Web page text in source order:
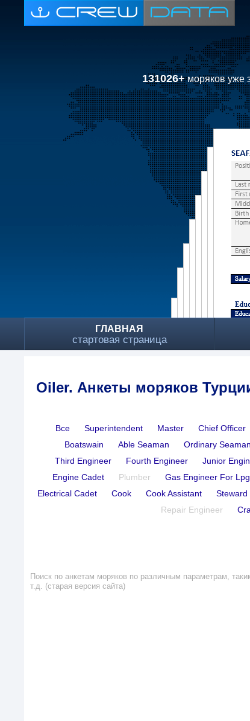
131026+моряков уже
ГЛАВНАЯ
стартовая страница
Oiler. Анкеты моряков
Все Superintendent Master Chief Officer
Boatswain
Able Seaman Ordinary Seaman
Third Engineer
Fourth Engineer Junior
Engine Cadet
Plumber Gas Engineer For
Electrical Cadet
Cook Cook Assistant Steward
Repair Engineer
Поиск по анкетам моряков по различным параметрам,
т.д. (старая версия сайта)